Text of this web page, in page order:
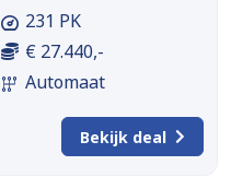
231 PK
€ 27.440,-
Automaat
Bekijk deal